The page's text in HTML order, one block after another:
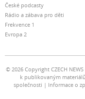
České podcasty
Rádio a zábava pro děti
Frekvence 1
Evropa 2
© 2026 Copyright CZECH
k publikovaným
společnosti
Informace o